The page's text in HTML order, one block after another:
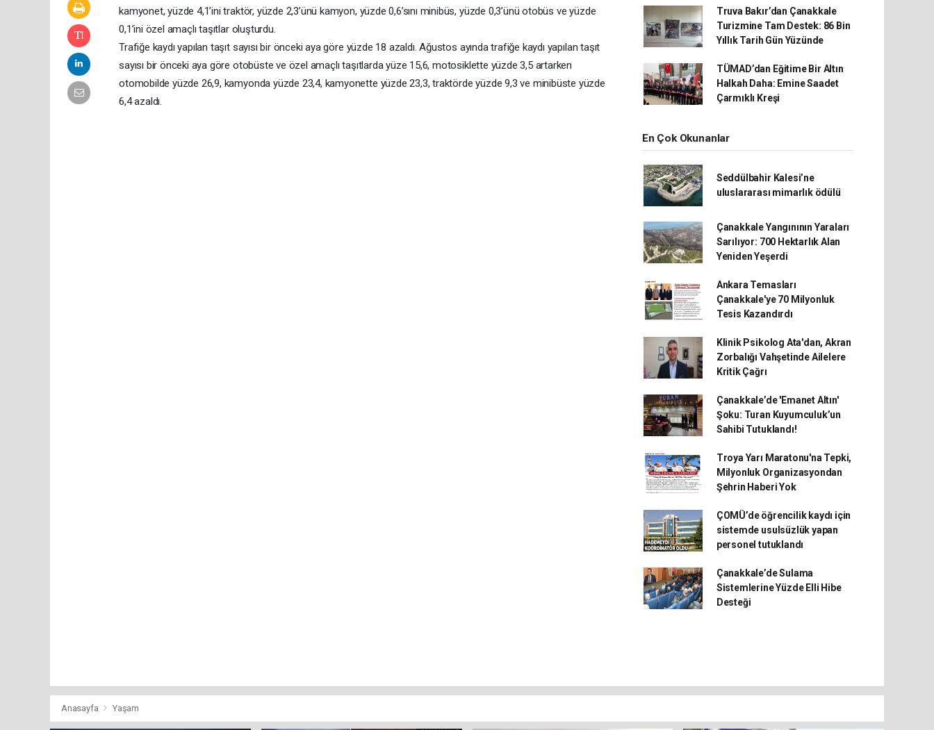
kamyonet, yüzde 4,1’ini traktör, yüzde 2,3’ünü kamyon, yüzde 0,6’sını minibüs, yüzde 0,3’ünü otobüs ve yüzde
0,1’ini özel amaçlı taşıtlar oluşturdu.
Trafiğe kaydı yapılan taşıt sayısı bir önceki aya göre yüzde 18 azaldı. Ağustos ayında trafiğe kaydı yapılan taşıt
sayısı bir önceki aya göre otobüste ve özel amaçlı taşıtlarda yüze 15,6, motosiklette yüzde 3,5 artarken
otomobilde yüzde 26,9, kamyonda yüzde 23,4, kamyonette yüzde 23,3, traktörde yüzde 9,3 ve minibüste yüzde
6,4 azaldı.
Truva Bakır’dan Çanakkale
Turizmine Tam Destek: 86 Bin
Yıllık Tarih Gün Yüzünde
TÜMAD’dan Eğitime Bir Altın
Halkah Daha: Emine Saadet
Çarmıklı Kreşi
En Çok Okunanlar
Seddülbahir Kalesi’ne
uluslararası mimarlık ödülü
Çanakkale Yangınının Yaraları
Sarılıyor: 700 Hektarlık Alan
Yeniden Yeşerdi
Ankara Temasları
Çanakkale'ye 70 Milyonluk
Tesis Kazandırdı
Klinik Psikolog Ata'dan, Akran
Zorbalığı Vahşetinde Ailelere
Kritik Çağrı
Çanakkale’de 'Emanet Altın'
Şoku: Turan Kuyumculuk’un
Sahibi Tutuklandı!
Troya Yarı Maratonu'na Tepki,
Milyonluk Organizasyondan
Şehrin Haberi Yok
ÇOMÜ’de öğrencilik kaydı için
sistemde usulsüzlük yapan
personel tutuklandı
Çanakkale’de Sulama
Sistemlerine Yüzde Elli Hibe
Desteği
Anasayfa Yaşam